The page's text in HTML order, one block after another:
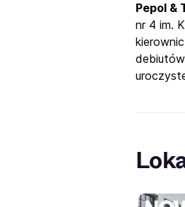
Pepol &
nr 4 im.